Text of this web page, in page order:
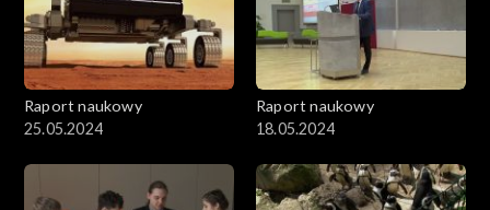
Raport naukowy
25.05.2024
Raport naukowy
18.05.2024